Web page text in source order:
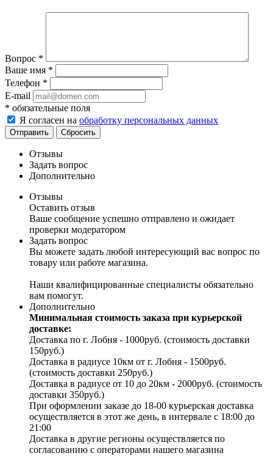
Вопрос *
Ваше имя *
Телефон *
E-mail
* обязательные поля
Я согласен на обработку персональных данных
Отправить Сбросить
Отзывы
Задать вопрос
Дополнительно
Отзывы
Оставить отзыв
Ваше сообщение успешно отправлено и ожидает
проверки модератором
Задать вопрос
Вы можете задать любой интересующий вас вопрос по
товару или работе магазина.
Наши квалифицированные специалисты обязательно
вам помогут.
Дополнительно
Минимальная стоимость заказа при курьерской
доставке:
Доставка по г. Лобня - 1000руб. (стоимость доставки
150руб.)
Доставка в радиусе 10км от г. Лобня - 1500руб.
(стоимость доставки 250руб.)
Доставка в радиусе от 10 до 20км - 2000руб. (стоимость
доставки 350руб.)
При оформлении заказе до 18-00 курьерская доставка
осуществляется в этот же день, в интервале с 18:00 до
21:00
Доставка в другие регионы осуществляется по
согласованию с операторами нашего магазина